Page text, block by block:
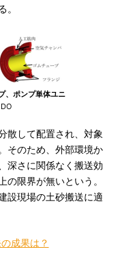
。
、ポンプ単体ユニ
散して配置され、対象
そのため、外部環境か
深さに関係なく搬送効
の限界が無いという。
設現場の土砂搬送に適
成果は？